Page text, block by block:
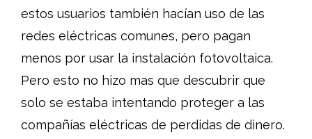
estos usuarios también hacían uso de las
redes eléctricas comunes, pero pagan
menos por usar la instalación fotovoltaica.
Pero esto no hizo mas que descubrir que
solo se estaba intentando proteger a las
compañías eléctricas de perdidas de dinero.